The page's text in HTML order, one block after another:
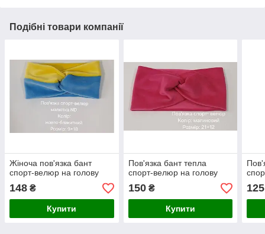
Подібні товари компанії
Жіноча пов'язка бант
спорт-велюр на голову
148 ₴
Купити
Пов'язка бант тепла
спорт-велюр на голову
150₴
Купити
125